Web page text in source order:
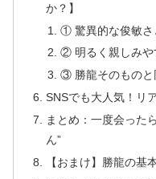
か？】
① 驚異的な俊敏さ
② 明るく親しみや
③ 勝龍そのものと
SNSでも大人気！リ
まとめ：一度会った
ん”
【おまけ】勝龍の基